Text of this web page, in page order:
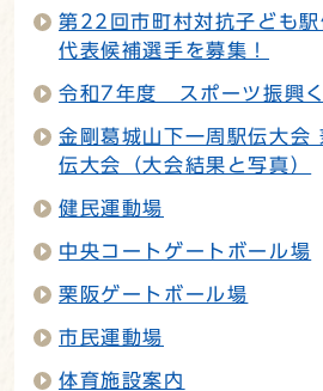
第22回市町村対抗子ども
代表候補選手を募集！
令和7年度 スポーツ振興
金剛葛城山下一周駅伝大会
伝大会（大会結果と写真）
健民運動場
中央コートゲートボール場
栗阪ゲートボール場
市民運動場
体育施設案内